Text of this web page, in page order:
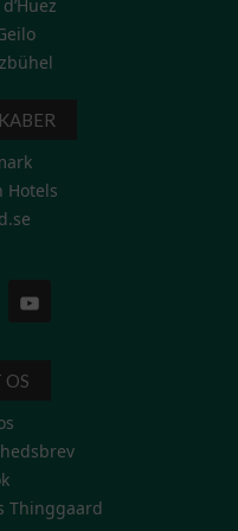
Hotels
OS
Thinggaard